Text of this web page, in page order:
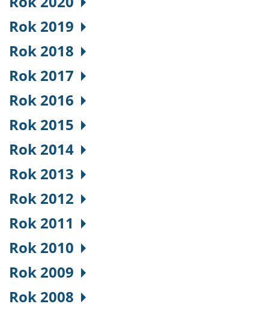
Rok 2019
Rok 2018
Rok 2017
Rok 2016
Rok 2015
Rok 2014
Rok 2013
Rok 2012
Rok 2011
Rok 2010
Rok 2009
Rok 2008